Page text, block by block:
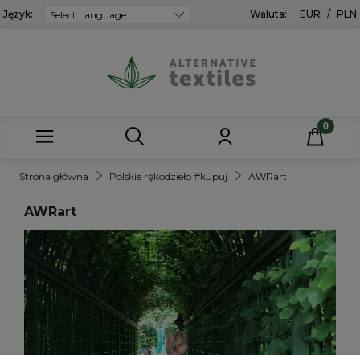
Język: Waluta: EUR / PLN
Strona główna Polskie rękodzieło #kupuj AWRart
AWRart